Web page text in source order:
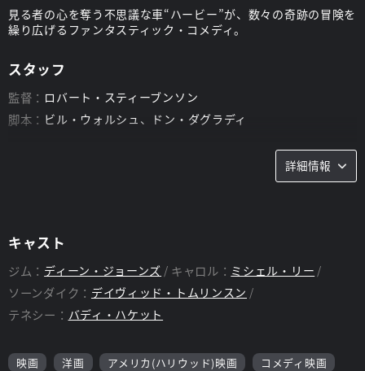
見る者の心を奪う不思議な車“ハービー”が、数々の奇跡の冒険を
繰り広げるファンタスティック・コメディ。
スタッフ
監督： ロバート・スティーブンソン
脚本： ビル・ウォルシュ、ドン・ダグラディ
詳細情報
キャスト
ジム： ディーン・ジョーンズ キャロル： ミシェル・リー
ソーンダイク： デイヴィッド・トムリンスン
テネシー： バディ・ハケット
映画 洋画 アメリカ(ハリウッド)映画
コメディ映画